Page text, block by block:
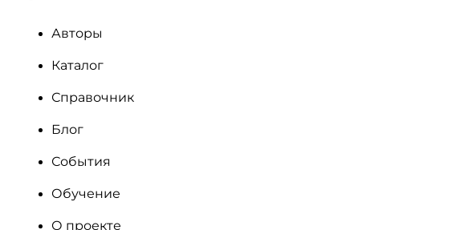
Авторы
Каталог
Справочник
Блог
События
Обучение
О проекте